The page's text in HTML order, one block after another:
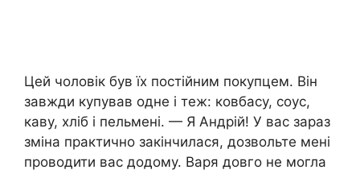
Цей чоловік був їх постійним покупцем. Він
завжди купував одне і теж: ковбасу, соус,
каву, хліб і пельмені. — Я Андрій! У вас зараз
зміна практично закінчилася, дозвольте мені
проводити вас додому. Варя довго не могла